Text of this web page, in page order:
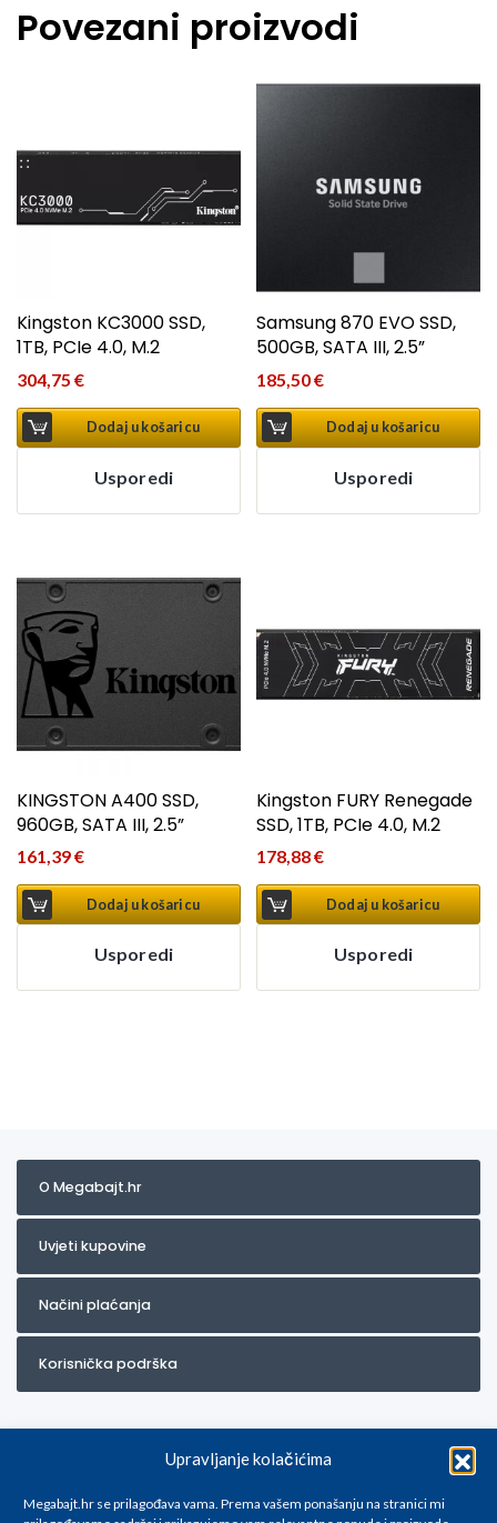
Upravljanje kolačićima
Megabajt.hr se prilagođava vama. Prema vašem ponašanju na stranici mi
Povezani proizvodi
Kingston KC3000 SSD,
1TB, PCIe 4.0, M.2
304,75 €
Dodaj u košaricu
Usporedi
Samsung 870 EVO SSD,
500GB, SATA III, 2.5”
185,50€
Dodaj u košaricu
Usporedi
KINGSTON A400 SSD,
960GB, SATA III, 2.5”
161,39€
Dodaj u košaricu
Usporedi
Kingston FURY Renegade
SSD, 1TB, PCIe 4.0, M.2
178,88€
Dodaj u košaricu
Usporedi
O Megabajt.hr
Uvjeti kupovine
Načini plaćanja
Korisnička podrška